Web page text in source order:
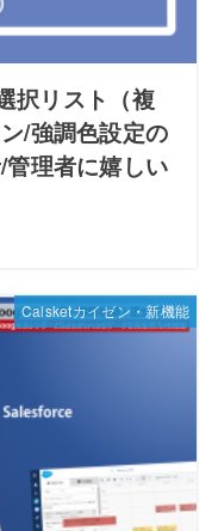
択リスト（複
/強調色設定の
理者に嬉しい
Calsketカイゼン・新機能